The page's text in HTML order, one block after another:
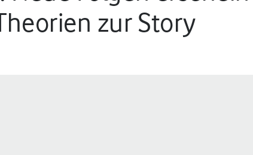
zur Story